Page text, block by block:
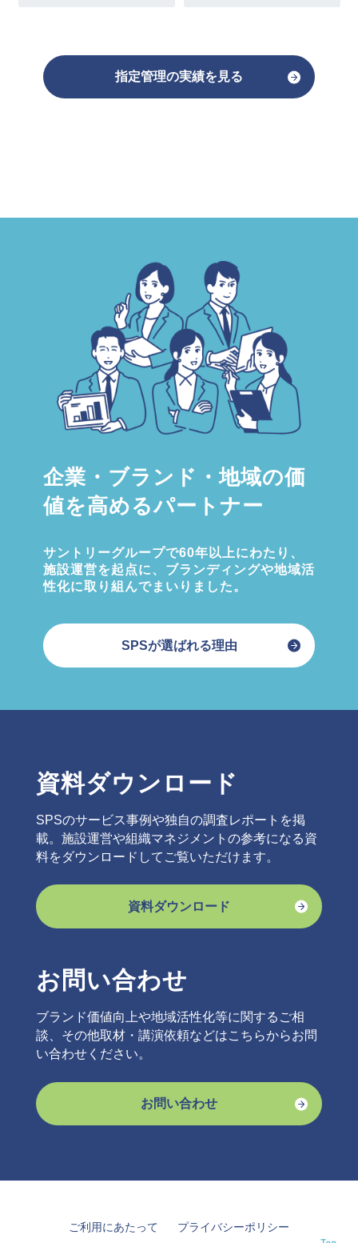
指定管理の実績を見る
企業・ブランド・地域の価
値を高めるパートナー
サントリーグループで60年以上にわたり、
施設運営を起点に、ブランディングや地域活
性化に取り組んでまいりました。
SPSが選ばれる理由
資料ダウンロード
SPSのサービス事例や独自の調査レポートを掲
載。施設運営や組織マネジメントの参考になる資
料をダウンロードしてご覧いただけます。
資料ダウンロード
お問い合わせ
ブランド価値向上や地域活性化等に関するご相
談、その他取材・講演依頼などはこちらからお問
い合わせください。
お問い合わせ
ご利用にあたって プライバシーポリシー